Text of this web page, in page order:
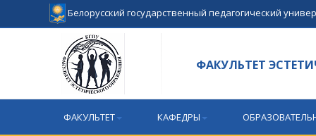
Белорусский государственный педагогический
ФАКУЛЬТЕТ
ФАКУЛЬТЕТ КАФЕДРЫ